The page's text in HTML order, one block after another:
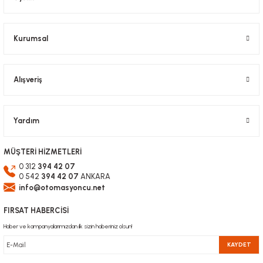
Kurumsal
Alışveriş
Yardım
MÜŞTERİ HİZMETLERİ
0 312 394 42 07
0 542 394 42 07 ANKARA
info@otomasyoncu.net
FIRSAT HABERCİSİ
Haber ve kampanyalarımızdan ilk sizin haberiniz olsun!
KAYDET